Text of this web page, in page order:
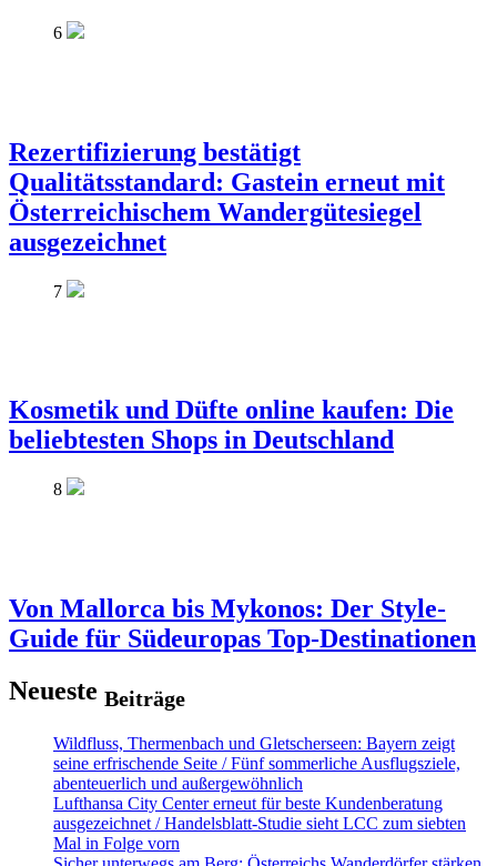
6
Rezertifizierung bestätigt
Qualitätsstandard: Gastein erneut mit
Österreichischem Wandergütesiegel
ausgezeichnet
7
Kosmetik und Düfte online kaufen: Die
beliebtesten Shops in Deutschland
8
Von Mallorca bis Mykonos: Der Style-
Guide für Südeuropas Top-Destinationen
Neueste Beiträge
Wildfluss, Thermenbach und Gletscherseen: Bayern zeigt
seine erfrischende Seite / Fünf sommerliche Ausflugsziele,
abenteuerlich und außergewöhnlich
Lufthansa City Center erneut für beste Kundenberatung
ausgezeichnet / Handelsblatt-Studie sieht LCC zum siebten
Mal in Folge vorn